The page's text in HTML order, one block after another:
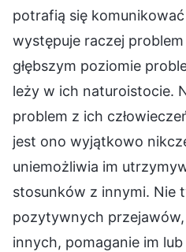
potrafią się
występuje raczej
głębszym poziomie
leży w ich naturoistocie.
problem z ich
jest ono wyjątkowo
uniemożliwia im
stosunków z innymi. Nie
pozytywnych
innych, pomaganie im